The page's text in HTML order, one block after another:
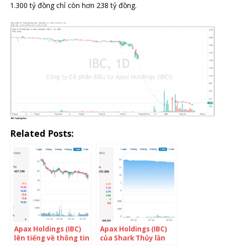
1.300 tỷ đồng chỉ còn hơn 238 tỷ đồng.
Related Posts:
Apax Holdings (IBC)
lên tiếng về thông tin
Apax Holdings (IBC)
của Shark Thủy lần